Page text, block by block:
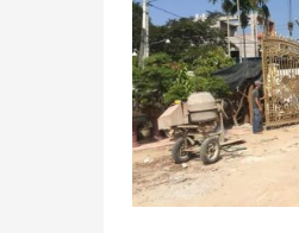
xe
cẩu
tại
Quảng
Ngãi
–
11